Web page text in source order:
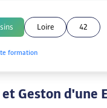
Loire 42
formation
et Geston